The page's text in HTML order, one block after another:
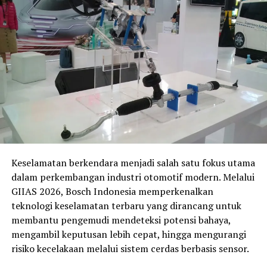
Terbaik di Berbagai Kelas
Pada kelasUB150, Indonesia diperkuat sejumlah nama
berpengalaman sepertiRendi Odding, Gupita Kresna
Wardhana, Fadli Rigani, hinggaAqshal Ilham
Safatulah. Sementara di kelasTVS Asia, terdapat
dan Fadhil Algasaniyang siap bersaing
memperebutkan podium.
Persaingan di kelasAsia Production 250 (AP250)juga
dipastikan berlangsung sengit. Indonesia menurunkan
11 pembalap, termasukFahmi Basam, Galang Hendra
Pratama, Candra Hermawan , sertaIrfan Ardiansyah
yang tampil melalui jalur wildcard usai tampil impresif
di Mandalika Racing Series 2026. Wakil tuan rumah NTB,
Aldiaz Aqsal Ismaya, juga siap memanfaatkan
dukungan publik lokal.
Keselamatan berkendara menjadi salah satu fokus utama
dalam perkembangan industri otomotif modern. Melalui
GIIAS 2026, Bosch Indonesia memperkenalkan
teknologi keselamatan terbaru yang dirancang untuk
membantu pengemudi mendeteksi potensi bahaya,
mengambil keputusan lebih cepat, hingga mengurangi
risiko kecelakaan melalui sistem cerdas berbasis sensor.